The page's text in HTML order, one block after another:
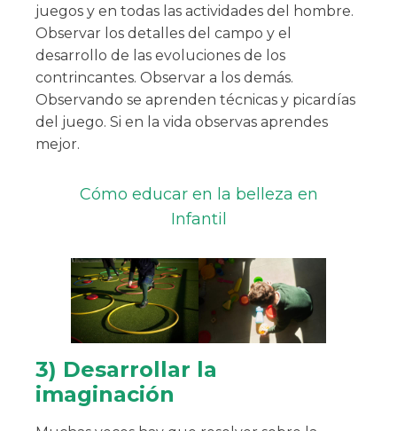
juegos y en todas las actividades del hombre.
Observar los detalles del campo y el
desarrollo de las evoluciones de los
contrincantes. Observar a los demás.
Observando se aprenden técnicas y picardías
del juego. Si en la vida observas aprendes
mejor.
Cómo educar en la belleza en
Infantil
3) Desarrollar la
imaginación